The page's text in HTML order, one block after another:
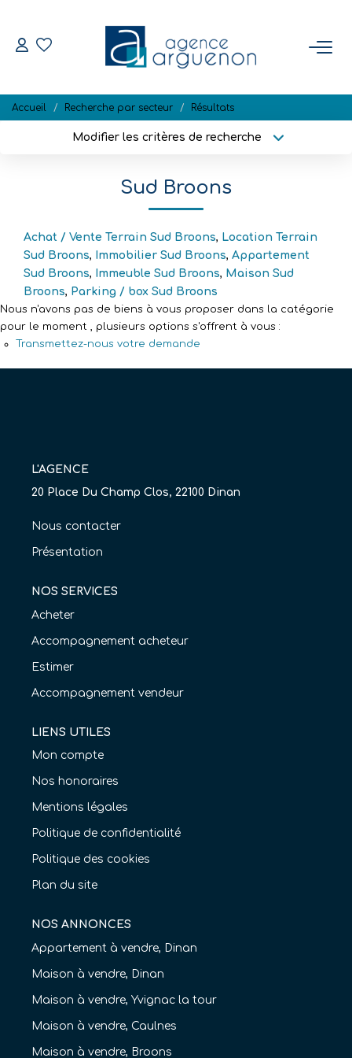
Nos Biens Disponibles
Estimation
Biens Vendus
NOTRE RÉGION
L'AGENCE
Accueil Recherche par secteur Résultats
Modifier les critères de recherche
Plus de critères Créer une alerte
Sud Broons
Achat / Vente Terrain Sud Broons, Location Terrain
Sud Broons, Immobilier Sud Broons, Appartement
Sud Broons, Immeuble Sud Broons, Maison Sud
Broons, Parking / box Sud Broons
Nous n'avons pas de biens à vous proposer dans la catégorie
pour le moment , plusieurs options s'offrent à vous :
Transmettez-nous votre demande
L'AGENCE
20 Place Du Champ Clos, 22100 Dinan
Nous contacter
Présentation
NOS SERVICES
Acheter
Accompagnement acheteur
Estimer
Accompagnement vendeur
LIENS UTILES
Mon compte
Nos honoraires
Mentions légales
Politique de confidentialité
Politique des cookies
Plan du site
NOS ANNONCES
Appartement à vendre, Dinan
Maison à vendre, Dinan
Maison à vendre, Yvignac la tour
Maison à vendre, Caulnes
Maison à vendre, Broons